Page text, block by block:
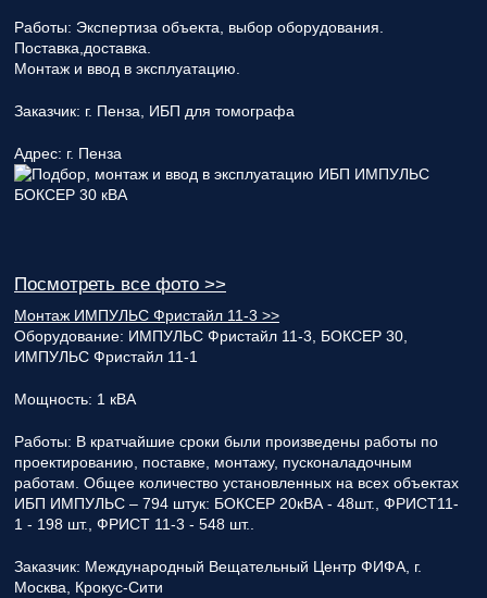
Работы: Экспертиза объекта, выбор оборудования.
Поставка,доставка.
Монтаж и ввод в эксплуатацию.
Заказчик: г. Пенза, ИБП для томографа
Адрес: г. Пенза
Посмотреть все фото >>
Монтаж ИМПУЛЬС Фристайл 11-3 >>
Оборудование: ИМПУЛЬС Фристайл 11-3, БОКСЕР 30,
ИМПУЛЬС Фристайл 11-1
Мощность: 1 кВА
Работы: В кратчайшие сроки были произведены работы по
проектированию, поставке, монтажу, пусконаладочным
работам. Общее количество установленных на всех объектах
ИБП ИМПУЛЬС – 794 штук: БОКСЕР 20кВА - 48шт., ФРИСТ11-
1 - 198 шт., ФРИСТ 11-3 - 548 шт..
Заказчик: Международный Вещательный Центр ФИФА, г.
Москва, Крокус-Сити